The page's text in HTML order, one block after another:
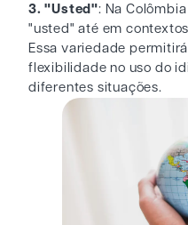
3. "Usted": Na
"usted" até em
Essa variedade
flexibilidade no uso do
diferentes situações.